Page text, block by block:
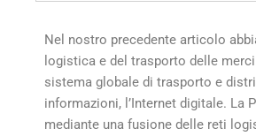
Nel nostro precedente articolo
logistica e del trasporto delle
sistema globale di trasporto e
informazioni, l’Internet digitale. La
mediante una fusione delle reti